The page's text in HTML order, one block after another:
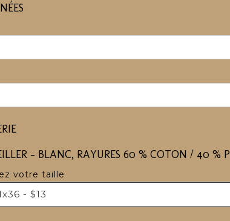
- BLANC, RAYURES 60 % COTON / 40 %
votre taille
- $13